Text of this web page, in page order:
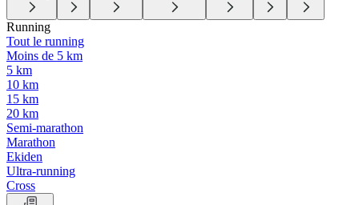
Running
Tout le running
Moins de 5 km
5 km
10 km
15 km
20 km
Semi-marathon
Marathon
Ekiden
Ultra-running
Cross